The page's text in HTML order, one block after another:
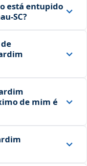
está entupido
de mim é